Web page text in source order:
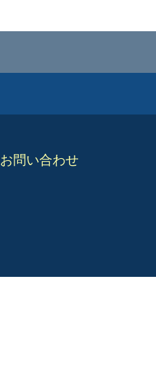
お問い合わせ